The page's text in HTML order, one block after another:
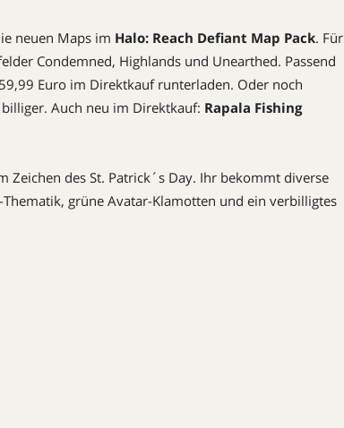
neuen Maps im Halo: Reach Defiant Map Pack. Für
Condemned, Highlands und Unearthed. Passend
Euro im Direktkauf runterladen. Oder noch
Auch neu im Direktkauf: Rapala Fishing
Zeichen des St. Patrick´s Day. Ihr bekommt diverse
grüne Avatar-Klamotten und ein verbilligtes